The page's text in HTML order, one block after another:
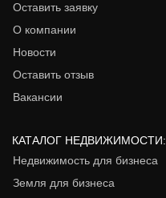
Оставить заявку
О компании
Новости
Оставить отзыв
Вакансии
КАТАЛОГ НЕДВИЖИМОСТИ:
Недвижимость для бизнеса
Земля для бизнеса